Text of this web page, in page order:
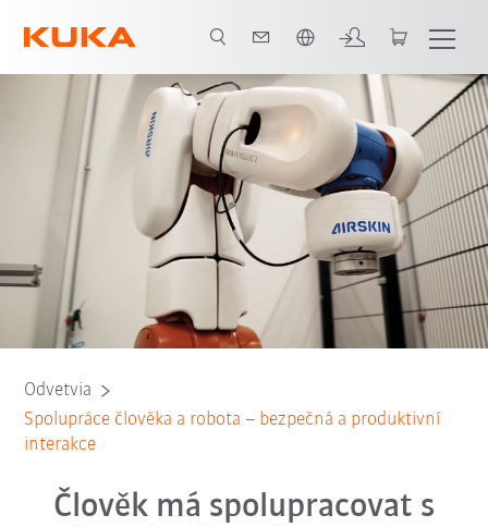
Všichni systémoví partneři
Odvetvia
Spolupráce člověka a robota – bezpečná a produktivní
interakce
Člověk má spolupracovat s